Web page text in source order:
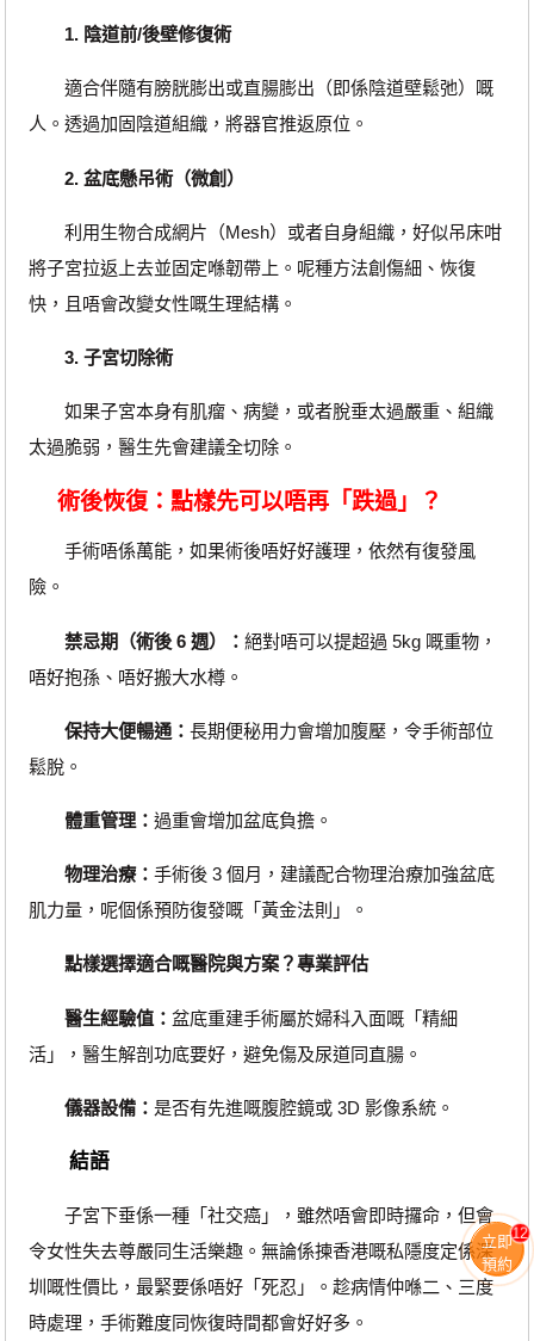
1. 陰道前/後壁修復術
適合伴隨有膀胱膨出或直腸膨出（即係陰道壁鬆弛）嘅
人。透過加固陰道組織，將器官推返原位。
2. 盆底懸吊術（微創）
利用生物合成網片（Mesh）或者自身組織，好似吊床咁
將子宮拉返上去並固定喺韌帶上。呢種方法創傷細、恢復
快，且唔會改變女性嘅生理結構。
3. 子宮切除術
如果子宮本身有肌瘤、病變，或者脫垂太過嚴重、組織
太過脆弱，醫生先會建議全切除。
術後恢復：點樣先可以唔再「跌過」？
手術唔係萬能，如果術後唔好好護理，依然有復發風
險。
禁忌期（術後 6 週）： 絕對唔可以提超過 5kg 嘅重物，
唔好抱孫、唔好搬大水樽。
保持大便暢通： 長期便秘用力會增加腹壓，令手術部位
鬆脫。
體重管理： 過重會增加盆底負擔。
物理治療： 手術後 3 個月，建議配合物理治療加強盆底
肌力量，呢個係預防復發嘅「黃金法則」。
點樣選擇適合嘅醫院與方案？專業評估
醫生經驗值： 盆底重建手術屬於婦科入面嘅「精細
活」，醫生解剖功底要好，避免傷及尿道同直腸。
儀器設備： 是否有先進嘅腹腔鏡或 3D 影像系統。
結語
子宮下垂係一種「社交癌」，雖然唔會即時攞命，但會
令女性失去尊嚴同生活樂趣。無論係揀香港嘅私隱度定係深
圳嘅性價比，最緊要係唔好「死忍」。趁病情仲喺二、三度
時處理，手術難度同恢復時間都會好好多。
立即
預約
12